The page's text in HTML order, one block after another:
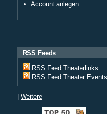
Account anlegen
RSS Feeds
RSS Feed Theaterlinks
RSS Feed Theater Events
| Weitere